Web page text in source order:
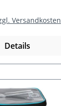
Versandkosten
Details